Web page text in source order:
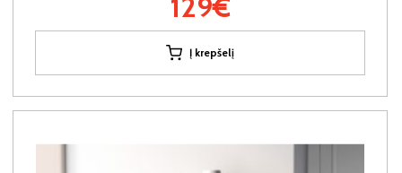
Į krepšelį